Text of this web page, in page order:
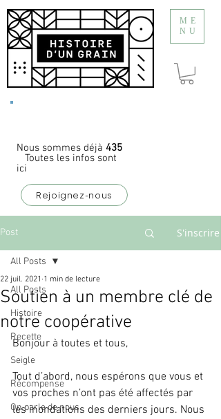
Nous sommes déjà 435
Toutes les infos sont
ici
Rejoignez-nous
ME
NU
Post S'inscrire
All Posts
Histoire
Recette
Seigle
Récompense
On parle de nous
All Posts
Soutien à un membre clé de
notre coopérative
22 juil. 2021 1 min de lecture
Bonjour à toutes et tous,
Tout d’abord, nous espérons que vous et
vos proches n’ont pas été affectés par
les inondations des derniers jours. Nous